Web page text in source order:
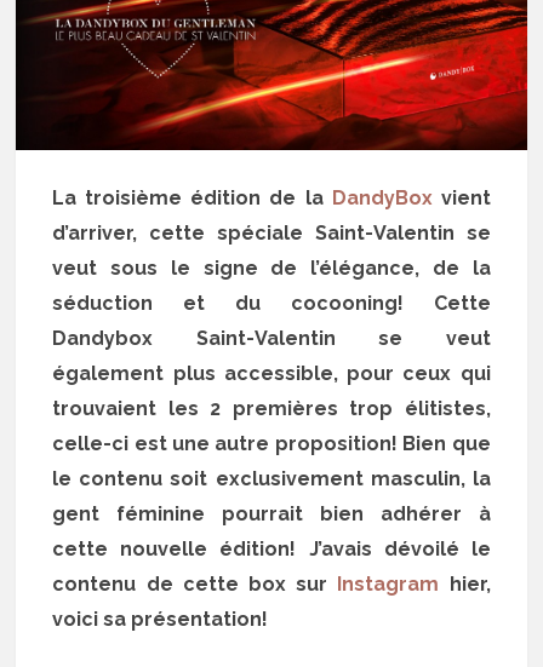
La troisième édition de la DandyBoxvient
d’arriver, cette spéciale Saint-Valentin se
veut sous le signe de l’élégance, de la
séduction et du cocooning! Cette
Dandybox Saint-Valentin se veut
également plus accessible, pour ceux qui
trouvaient les 2 premières trop élitistes,
celle-ci est une autre proposition! Bien que
le contenu soit exclusivement masculin, la
gent féminine pourrait bien adhérer à
cette nouvelle édition! J’avais dévoilé le
contenu de cette box sur Instagram hier,
voici sa présentation!